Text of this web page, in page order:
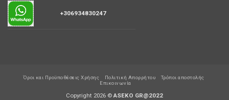
+306934830247
Όροι και Προϋποθέσεις Χρήσης Πολιτική Απορρήτου
Τρόποι αποστολής
Επικοινωνία
Copyright 2026 ©ASEKO GR@2022